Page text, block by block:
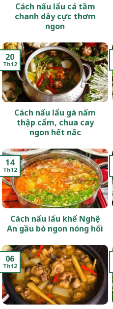
Cách nấu lẩu cá tầm
chanh dây cực thơm
ngon
Cách nấu lẩu gà nấm
thập cẩm, chua cay
ngon hết nấc
20
Th12
Cách nấu lẩu khế Nghệ
An gầu bò ngon nóng hổi
14
Th12
06
Th12